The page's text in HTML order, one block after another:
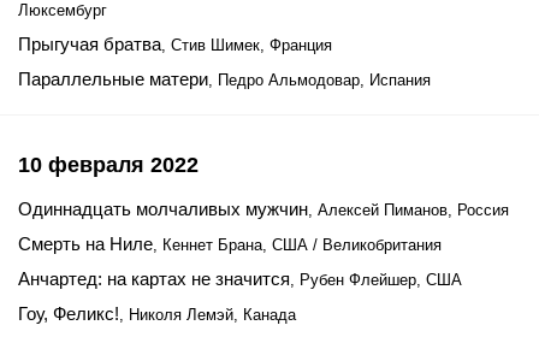
Люксембург
Прыгучая братва, Стив Шимек, Франция
Параллельные матери, Педро Альмодовар, Испания
10 февраля 2022
Одиннадцать молчаливых мужчин, Алексей Пиманов, Россия
Смерть на Ниле, Кеннет Брана, США / Великобритания
Анчартед: на картах не значится, Рубен Флейшер, США
Гоу, Феликс!, Николя Лемэй, Канада